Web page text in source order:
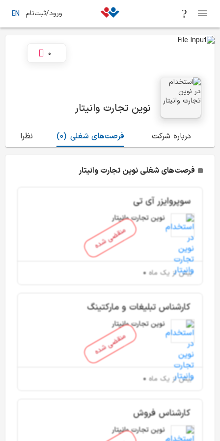
ورود/ثبت‌نام EN
نوین تجارت وانیتار
0
درباره شرکت (0) فرصت‌های شغلی نظرات
فرصت‌های شغلی نوین تجارت وانیتار
منقضی شده
سوپروایزر آی تی
نوین تجارت وانیتار
بیش از یک ماه
منقضی شده
کارشناس تبلیغات و مارکتینگ
نوین تجارت وانیتار
بیش از یک ماه
کارشناس فروش
نوین تجارت وانیتار